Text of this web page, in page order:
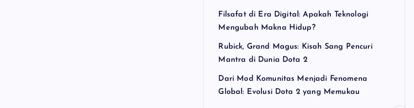
Filsafat di Era Digital: Apakah Teknologi
Mengubah Makna Hidup?
Rubick, Grand Magus: Kisah Sang Pencuri
Mantra di Dunia Dota 2
Dari Mod Komunitas Menjadi Fenomena
Global: Evolusi Dota 2 yang Memukau